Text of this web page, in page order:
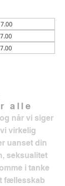
alle
når vi siger
virkelig
uanset din
seksualitet
i tanke
fællesskab